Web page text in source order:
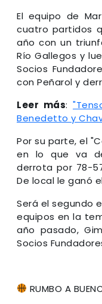
El equipo de
cuatro partidos
año con un
Río Gallegos y
Socios
con Peñarol y
Leer más:
Benedetto y
Por su parte, el
en lo que va
derrota por 78-
De local le ganó
Será el segundo
equipos en la
año pasado,
Socios
RUMBO A